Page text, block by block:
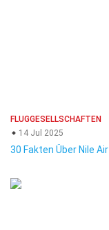
FLUGGESELLSCHAFTEN
14 Jul 2025
30 Fakten Über Nile Air